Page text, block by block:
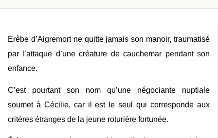
Erèbe d’Aigremort ne quitte jamais son manoir, traumatisé
par l’attaque d’une créature de cauchemar pendant son
enfance.
C’est pourtant son nom qu’une négociante nuptiale
soumet à Cécilie, car il est le seul qui corresponde aux
critères étranges de la jeune roturière fortunée.